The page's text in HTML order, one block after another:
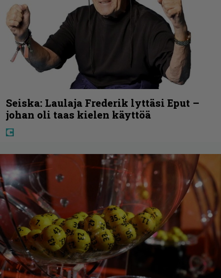
Seiska: Laulaja Frederik lyttäsi Eput –
johan oli taas kielen käyttöä